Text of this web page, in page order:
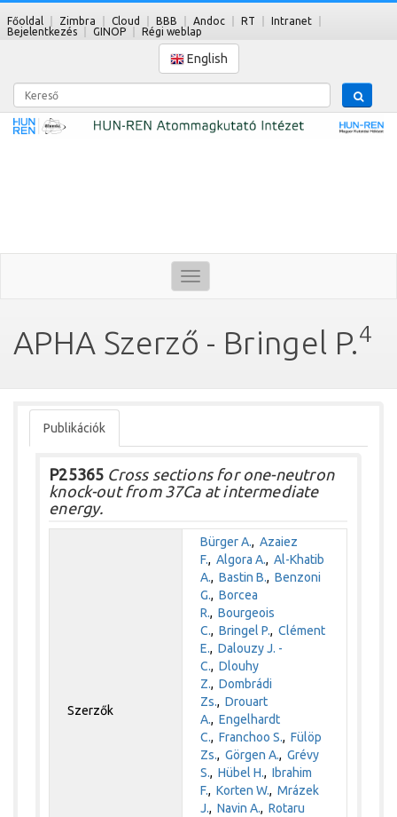
Főoldal Zimbra Cloud BBB Andoc RT
Intranet
Bejelentkezés
GINOP Régi weblap
English
Kereső
Toggle
navigation
APHA Szerző - Bringel P.4
Publikációk
P25365 Cross sections for one-neutron
knock-out from 37Ca at intermediate
energy.
Szerzők
Bürger A.,Azaiez
F.,Algora A.,Al-Khatib
A.,Bastin B.,Benzoni
G.,Borcea
R.,Bourgeois
C.,Bringel P.,Clément
E.,Dalouzy J. -
C.,Dlouhy
Z.,Dombrádi
Zs.,Drouart
A.,Engelhardt
C.,Franchoo S.,Fülöp
Zs.,Görgen A.,Grévy
S.,Hübel H.,Ibrahim
F.,Korten W.,Mrázek
J.,Navin A.,Rotaru